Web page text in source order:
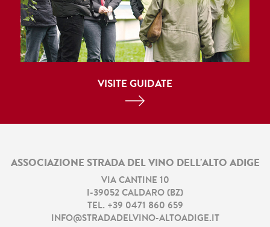
VISITE GUIDATE
ASSOCIAZIONE STRADA DEL VINO DELL'ALTO ADIGE
VIA CANTINE 10
I-39052 CALDARO (BZ)
TEL. +39 0471 860 659
INFO@STRADADELVINO-ALTOADIGE.IT